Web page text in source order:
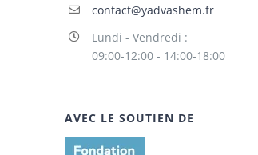
contact@yadvashem.fr
Lundi - Vendredi :
09:00-12:00 - 14:00-18:00
AVEC LE SOUTIEN DE